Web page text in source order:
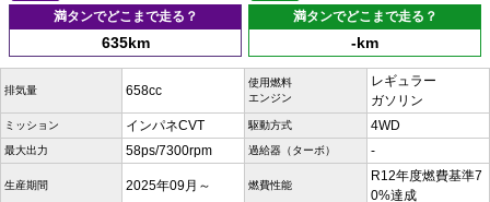
満タンでどこまで走る？
635km
満タンでどこまで走る？
-km
排気量 658cc
使用燃料
エンジン
レギュラー
ガソリン
ミッション インパネCVT 駆動方式 4WD
最大出力 58ps/7300rpm 過給器（ターボ） -
生産期間 2025年09月～ 燃費性能
R12年度燃費基準7
0%達成